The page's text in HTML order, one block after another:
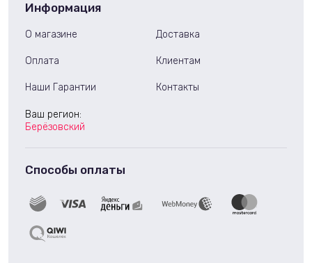
Информация
О магазине Доставка
Оплата Клиентам
Наши Гарантии Контакты
Ваш регион:
Берёзовский
Способы оплаты